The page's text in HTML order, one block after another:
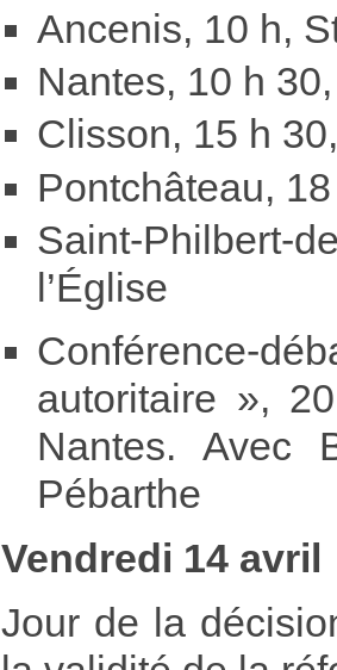
Ancenis, 10 h,
Nantes, 10 h
Clisson, 15 h
Pontchâteau,
Saint-Philbert-
l’Église
Conférence-
autoritaire »,
Nantes. Avec
Pébarthe
Vendredi 14 avril
Jour de la